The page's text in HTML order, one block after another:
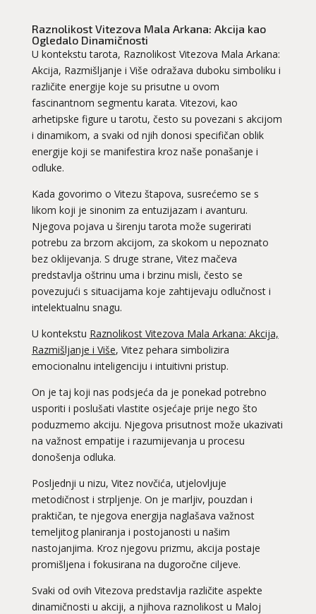
Raznolikost Vitezova Mala Arkana: Akcija kao
Ogledalo Dinamičnosti
U kontekstu tarota, Raznolikost Vitezova Mala Arkana:
Akcija, Razmišljanje i Više odražava duboku simboliku i
različite energije koje su prisutne u ovom
fascinantnom segmentu karata. Vitezovi, kao
arhetipske figure u tarotu, često su povezani s akcijom
i dinamikom, a svaki od njih donosi specifičan oblik
energije koji se manifestira kroz naše ponašanje i
odluke.
Kada govorimo o Vitezu štapova, susrećemo se s
likom koji je sinonim za entuzijazam i avanturu.
Njegova pojava u širenju tarota može sugerirati
potrebu za brzom akcijom, za skokom u nepoznato
bez oklijevanja. S druge strane, Vitez mačeva
predstavlja oštrinu uma i brzinu misli, često se
povezujući s situacijama koje zahtijevaju odlučnost i
intelektualnu snagu.
U kontekstu Raznolikost Vitezova Mala Arkana: Akcija,
Razmišljanje i Više, Vitez pehara simbolizira
emocionalnu inteligenciju i intuitivni pristup.
On je taj koji nas podsjeća da je ponekad potrebno
usporiti i poslušati vlastite osjećaje prije nego što
poduzmemo akciju. Njegova prisutnost može ukazivati
na važnost empatije i razumijevanja u procesu
donošenja odluka.
Posljednji u nizu, Vitez novčića, utjelovljuje
metodičnost i strpljenje. On je marljiv, pouzdan i
praktičan, te njegova energija naglašava važnost
temeljitog planiranja i postojanosti u našim
nastojanjima. Kroz njegovu prizmu, akcija postaje
promišljena i fokusirana na dugoročne ciljeve.
Svaki od ovih Vitezova predstavlja različite aspekte
dinamičnosti u akciji, a njihova raznolikost u Maloj